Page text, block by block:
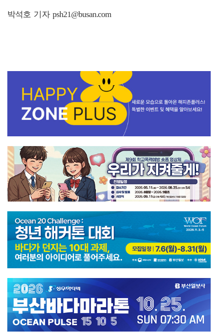
박석호 기자 psh21@busan.com